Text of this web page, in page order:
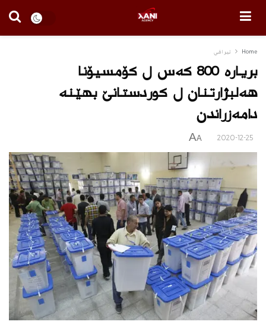
Home ئیراقی
بریاره‌ 800 كه‌س ل كۆمسیۆنا
هه‌لبژارتنان ل كوردستانێ بهێنه‌
دامه‌زراندن
2020-12-25
A
A